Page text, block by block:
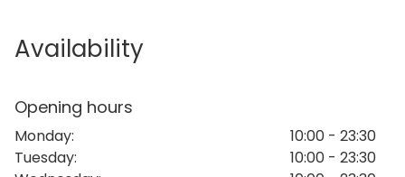
Kaivoksen uumenissa sijaitseva sali on todellinen
vuokrattavasta Tytyri-salista löytyy mystiikkaa ja
tunnelmaa enemmän kuin tarpeeksi.
Tilojen varustelu ja mukavuudet
Availability
Opening hours
Monday:
10:00 - 23:30
Tuesday:
10:00 - 23:30